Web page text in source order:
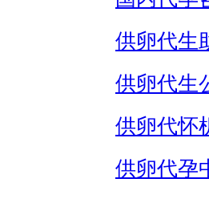
供卵代生
供卵代生
供卵代怀
供卵代孕